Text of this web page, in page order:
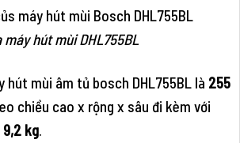
hút mùi DHL755BL
hút mùi âm tủ bosch DHL755BL là 255
chiều cao x rộng x sâu đi kèm với
9,2 kg.